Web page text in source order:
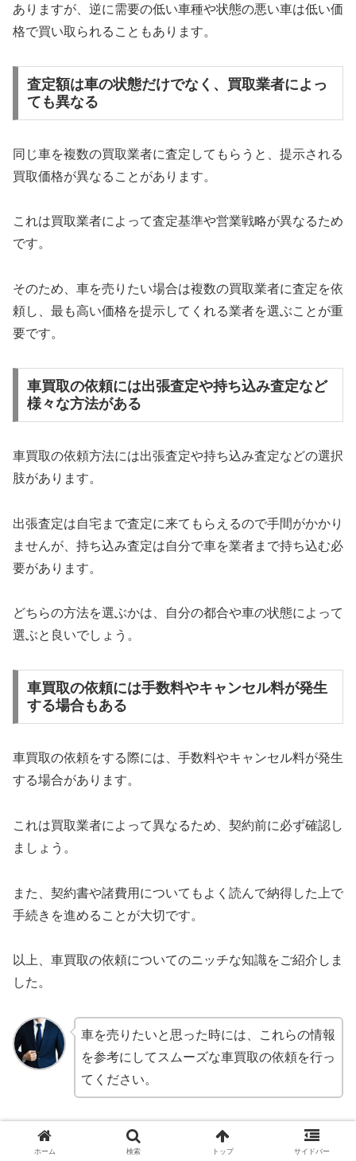
ありますが、逆に需要の低い車種や状態の悪い車は低い価
格で買い取られることもあります。
査定額は車の状態だけでなく、買取業者によっ
ても異なる
同じ車を複数の買取業者に査定してもらうと、提示される
買取価格が異なることがあります。
これは買取業者によって査定基準や営業戦略が異なるため
です。
そのため、車を売りたい場合は複数の買取業者に査定を依
頼し、最も高い価格を提示してくれる業者を選ぶことが重
要です。
車買取の依頼には出張査定や持ち込み査定など
様々な方法がある
車買取の依頼方法には出張査定や持ち込み査定などの選択
肢があります。
出張査定は自宅まで査定に来てもらえるので手間がかかり
ませんが、持ち込み査定は自分で車を業者まで持ち込む必
要があります。
どちらの方法を選ぶかは、自分の都合や車の状態によって
選ぶと良いでしょう。
車買取の依頼には手数料やキャンセル料が発生
する場合もある
車買取の依頼をする際には、手数料やキャンセル料が発生
する場合があります。
これは買取業者によって異なるため、契約前に必ず確認し
ましょう。
また、契約書や諸費用についてもよく読んで納得した上で
手続きを進めることが大切です。
以上、車買取の依頼についてのニッチな知識をご紹介しま
した。
車を売りたいと思った時には、これらの情報
を参考にしてスムーズな車買取の依頼を行っ
てください。
まとめ
ホーム 検索 トップ サイドバー